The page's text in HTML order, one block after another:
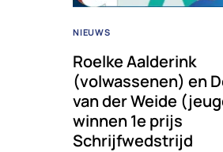
NIEUWS
Roelke Aalderink
(volwassenen) en
van der Weide
winnen 1e prijs
Schrijfwedstrijd